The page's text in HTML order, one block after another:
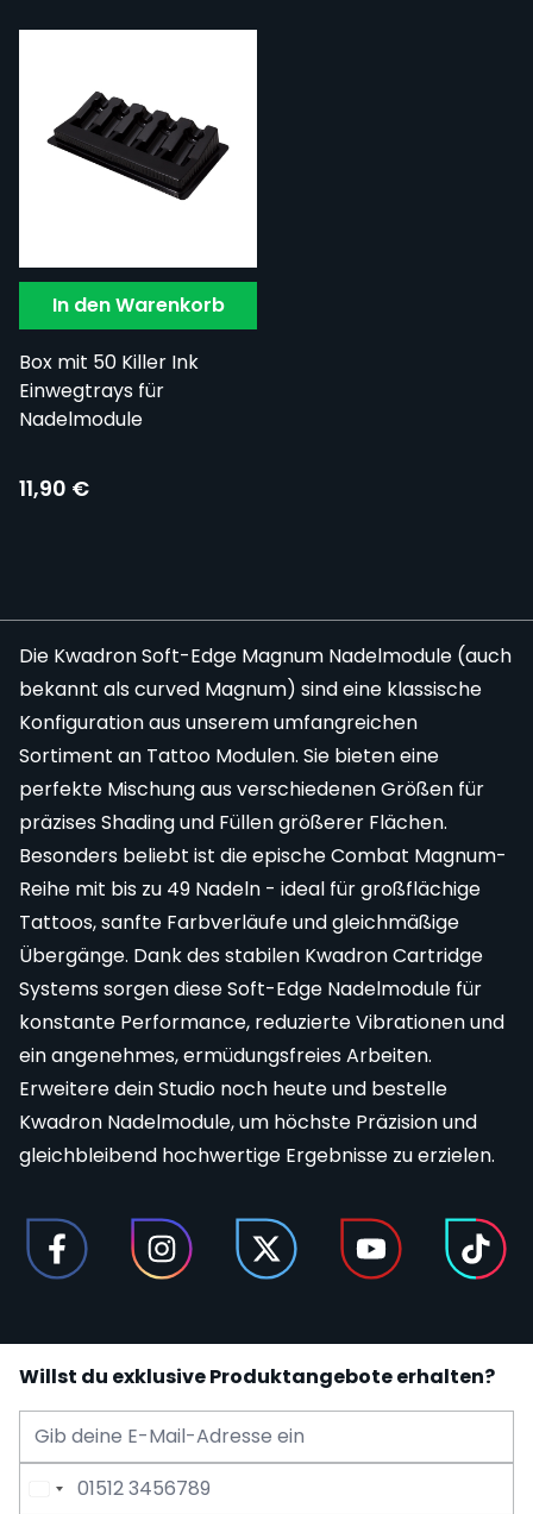
In den Warenkorb
Box mit 50 Killer Ink
Einwegtrays für
Nadelmodule
11,90 €
Die Kwadron Soft-Edge Magnum Nadelmodule (auch
bekannt als curved Magnum) sind eine klassische
Konfiguration aus unserem umfangreichen
Sortiment an Tattoo Modulen. Sie bieten eine
perfekte Mischung aus verschiedenen Größen für
präzises Shading und Füllen größerer Flächen.
Besonders beliebt ist die epische Combat Magnum-
Reihe mit bis zu 49 Nadeln - ideal für großflächige
Tattoos, sanfte Farbverläufe und gleichmäßige
Übergänge. Dank des stabilen Kwadron Cartridge
Systems sorgen diese Soft-Edge Nadelmodule für
konstante Performance, reduzierte Vibrationen und
ein angenehmes, ermüdungsfreies Arbeiten.
Erweitere dein Studio noch heute und bestelle
Kwadron Nadelmodule, um höchste Präzision und
gleichbleibend hochwertige Ergebnisse zu erzielen.
Willst du exklusive Produktangebote erhalten?
E-Mail Adresse
Telefonnummer